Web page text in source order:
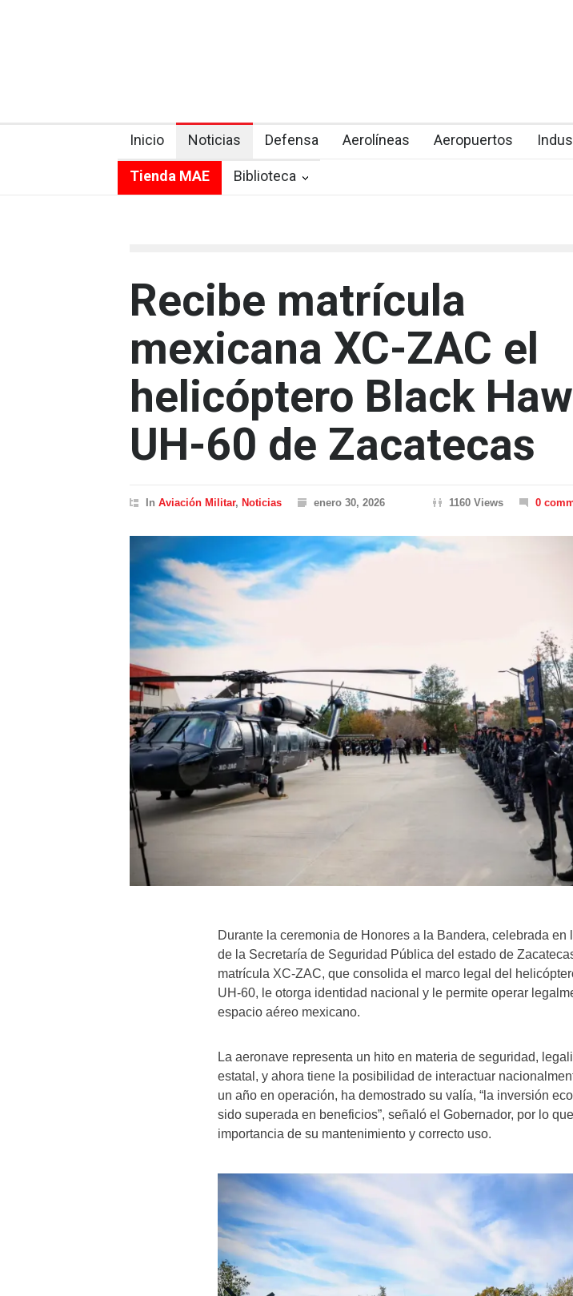
Inicio Noticias Defensa Aerolíneas Aeropuertos
Tienda MAE Biblioteca
Recibe matrícula
mexicana XC-ZAC el
helicóptero Black
UH-60 de Zacatecas
In Aviación Militar, Noticias enero 30, 2026 1160 Views 0
Durante la ceremonia de Honores a la Bandera, celebrada en
de la Secretaría de Seguridad Pública del estado de
matrícula XC-ZAC, que consolida el marco legal del
UH-60, le otorga identidad nacional y le permite operar
espacio aéreo mexicano.
La aeronave representa un hito en materia de seguridad,
estatal, y ahora tiene la posibilidad de interactuar
un año en operación, ha demostrado su valía, “la inversión
sido superada en beneficios”, señaló el Gobernador, por lo
importancia de su mantenimiento y correcto uso.